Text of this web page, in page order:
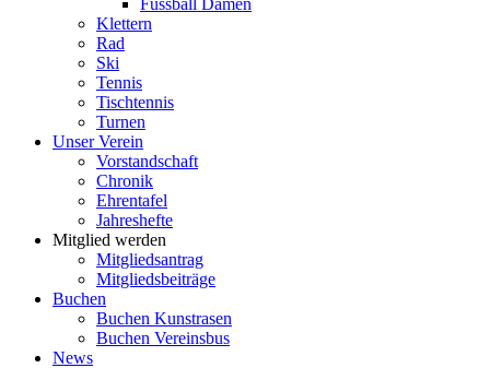
Fussball Damen
Klettern
Rad
Ski
Tennis
Tischtennis
Turnen
Unser Verein
Vorstandschaft
Chronik
Ehrentafel
Jahreshefte
Mitglied werden
Mitgliedsantrag
Mitgliedsbeiträge
Buchen
Buchen Kunstrasen
Buchen Vereinsbus
News